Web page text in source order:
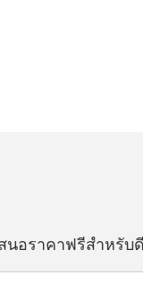
นอราคาฟรีสำหรั